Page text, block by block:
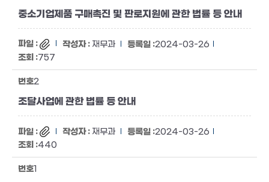
중소기업제품 구매촉진 및 판로지원에 관한 법률 등 안내
재무과
2024-03-26
757
2
조달사업에 관한 법률 등 안내
재무과
2024-03-26
440
1